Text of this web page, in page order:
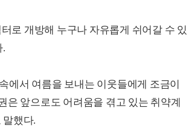
로 개방해 누구나 자유롭게 쉬어갈 수 있
.
에서 여름을 보내는 이웃들에게 조금이
은 앞으로도 어려움을 겪고 있는 취약계
말했다.